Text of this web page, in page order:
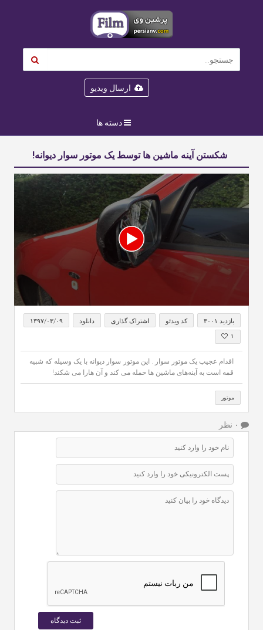
ارسال ویدیو
دسته ها
شکستن آینه ماشین‌ ها توسط یک موتور سوار دیوانه!
0
seconds
minutes,
seconds
بازدید ۳۰۰۱ کد ویدئو اشتراک گذاری دانلود ۱۳۹۷/۰۳/۰۹
۱
اقدام عجیب یک موتور سوار . این موتور سوار دیوانه‌ با یک وسیله که شبیه
قمه است به آینه‌های ماشین ها حمله می کند و آن هارا می شکند!
موتور
۰ نظر